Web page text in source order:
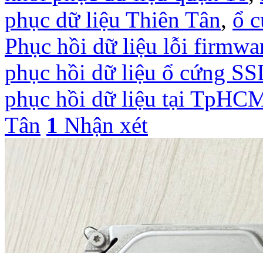
phục dữ liệu Thiên Tân, ổ
Phục hồi dữ liệu lỗi
phục hồi dữ liệu ổ cứng
phục hồi dữ liệu tại
Tân 1 Nhận xét